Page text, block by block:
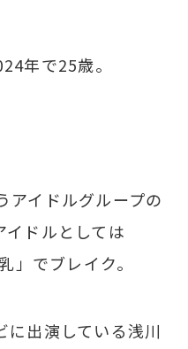
年で25歳。
アイドルグループの
イドルとしては
」でブレイク。
に出演している浅川